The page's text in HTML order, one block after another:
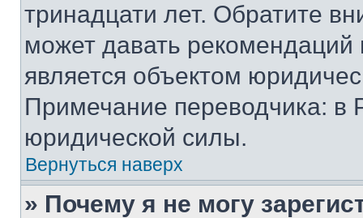
тринадцати лет. Обратите
может давать
является объектом
Примечание переводчика: в
юридической силы.
Вернуться наверх
» Почему я не могу